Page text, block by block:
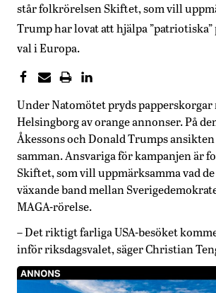
står folkrörelsen Skiftet, som vill
Trump har lovat att hjälpa
val i Europa.
Under Natomötet pryds
Helsingborg av orange annonser. På
Åkessons och Donald Trumps
samman. Ansvariga för kampanjen är
Skiftet, som vill uppmärksamma vad
växande band mellan
MAGA-rörelse.
– Det riktigt farliga USA-besöket
inför riksdagsvalet, säger Christian